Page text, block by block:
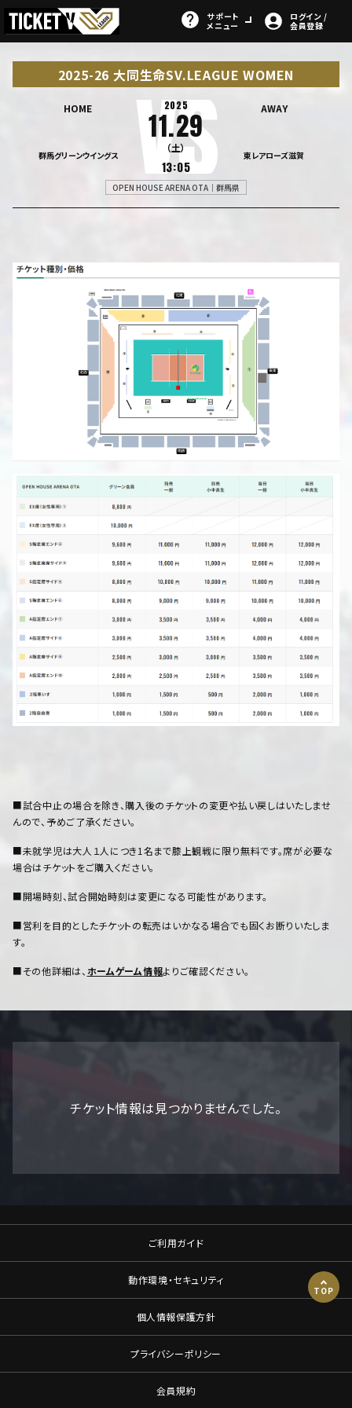
サポート
メニュー
ログイン /
会員登録
2025-26 大同生命SV.LEAGUE WOMEN
HOME
群馬グリーンウイングス
2025
11.29
（土）
13:05
AWAY
東レアローズ滋賀
OPEN HOUSE ARENA OTA｜群馬県
■試合中止の場合を除き、購入後のチケットの変更や払い戻しはいたしませ
んので、予めご了承ください。
■未就学児は大人１人につき1名まで膝上観戦に限り無料です。席が必要な
場合はチケットをご購入ください。
■開場時刻、試合開始時刻は変更になる可能性があります。
■営利を目的としたチケットの転売はいかなる場合でも固くお断りいたしま
す。
■その他詳細は、 ホームゲーム情報よりご確認ください。
チケット情報は見つかりませんでした。
ご利用ガイド
動作環境・セキュリティ
個人情報保護方針
プライバシーポリシー
会員規約
TOP